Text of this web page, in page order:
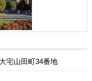
宅山田町34番地